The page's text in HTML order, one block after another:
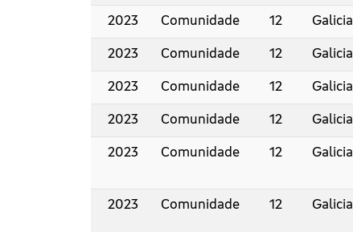
2023 Comunidade 12 Galicia
2023 Comunidade 12 Galicia
2023 Comunidade 12 Galicia
2023 Comunidade 12 Galicia
2023 Comunidade 12 Galicia
2023 Comunidade 12 Galicia